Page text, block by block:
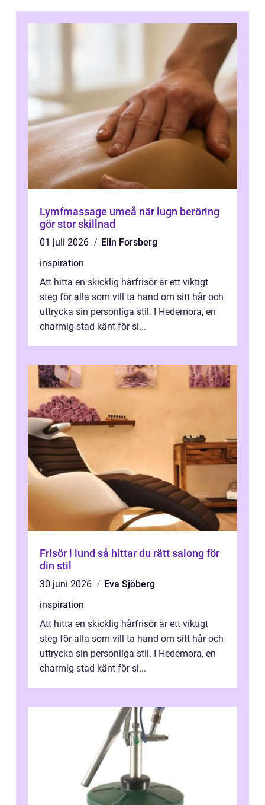
Lymfmassage umeå när lugn beröring
gör stor skillnad
01 juli 2026
Elin Forsberg
inspiration
Att hitta en skicklig hårfrisör är ett viktigt
steg för alla som vill ta hand om sitt hår och
uttrycka sin personliga stil. I Hedemora, en
charmig stad känt för si...
Frisör i lund så hittar du rätt salong för
din stil
30 juni 2026
Eva Sjöberg
inspiration
Att hitta en skicklig hårfrisör är ett viktigt
steg för alla som vill ta hand om sitt hår och
uttrycka sin personliga stil. I Hedemora, en
charmig stad känt för si...